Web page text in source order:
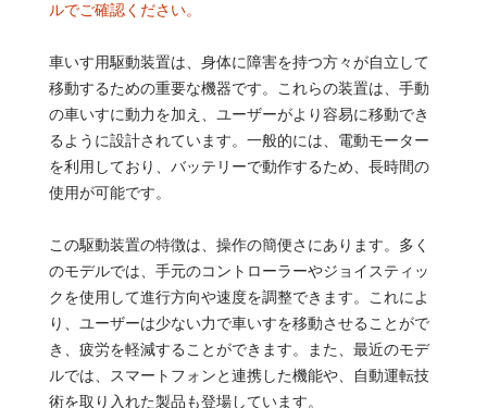
ルでご確認ください。
車いす用駆動装置は、身体に障害を持つ方々が自立して
移動するための重要な機器です。これらの装置は、手動
の車いすに動力を加え、ユーザーがより容易に移動でき
るように設計されています。一般的には、電動モーター
を利用しており、バッテリーで動作するため、長時間の
使用が可能です。
この駆動装置の特徴は、操作の簡便さにあります。多く
のモデルでは、手元のコントローラーやジョイスティッ
クを使用して進行方向や速度を調整できます。これによ
り、ユーザーは少ない力で車いすを移動させることがで
き、疲労を軽減することができます。また、最近のモデ
ルでは、スマートフォンと連携した機能や、自動運転技
術を取り入れた製品も登場しています。